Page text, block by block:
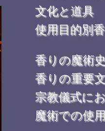
文化と道具
使用目的別
香りの魔術史
香りの重要
宗教儀式に
魔術での使